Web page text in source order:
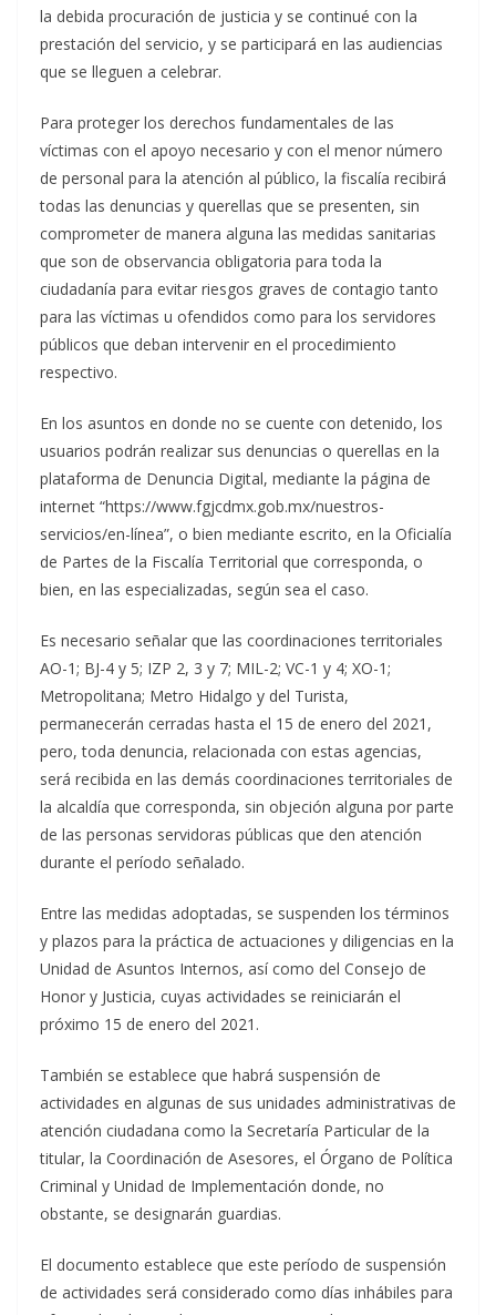
la debida procuración de justicia y se continué con la
prestación del servicio, y se participará en las audiencias
que se lleguen a celebrar.
Para proteger los derechos fundamentales de las
víctimas con el apoyo necesario y con el menor número
de personal para la atención al público, la fiscalía recibirá
todas las denuncias y querellas que se presenten, sin
comprometer de manera alguna las medidas sanitarias
que son de observancia obligatoria para toda la
ciudadanía para evitar riesgos graves de contagio tanto
para las víctimas u ofendidos como para los servidores
públicos que deban intervenir en el procedimiento
respectivo.
En los asuntos en donde no se cuente con detenido, los
usuarios podrán realizar sus denuncias o querellas en la
plataforma de Denuncia Digital, mediante la página de
internet “https://www.fgjcdmx.gob.mx/nuestros-
servicios/en-línea”, o bien mediante escrito, en la Oficialía
de Partes de la Fiscalía Territorial que corresponda, o
bien, en las especializadas, según sea el caso.
Es necesario señalar que las coordinaciones territoriales
AO-1; BJ-4 y 5; IZP 2, 3 y 7; MIL-2; VC-1 y 4; XO-1;
Metropolitana; Metro Hidalgo y del Turista,
permanecerán cerradas hasta el 15 de enero del 2021,
pero, toda denuncia, relacionada con estas agencias,
será recibida en las demás coordinaciones territoriales de
la alcaldía que corresponda, sin objeción alguna por parte
de las personas servidoras públicas que den atención
durante el período señalado.
Entre las medidas adoptadas, se suspenden los términos
y plazos para la práctica de actuaciones y diligencias en la
Unidad de Asuntos Internos, así como del Consejo de
Honor y Justicia, cuyas actividades se reiniciarán el
próximo 15 de enero del 2021.
También se establece que habrá suspensión de
actividades en algunas de sus unidades administrativas de
atención ciudadana como la Secretaría Particular de la
titular, la Coordinación de Asesores, el Órgano de Política
Criminal y Unidad de Implementación donde, no
obstante, se designarán guardias.
El documento establece que este período de suspensión
de actividades será considerado como días inhábiles para